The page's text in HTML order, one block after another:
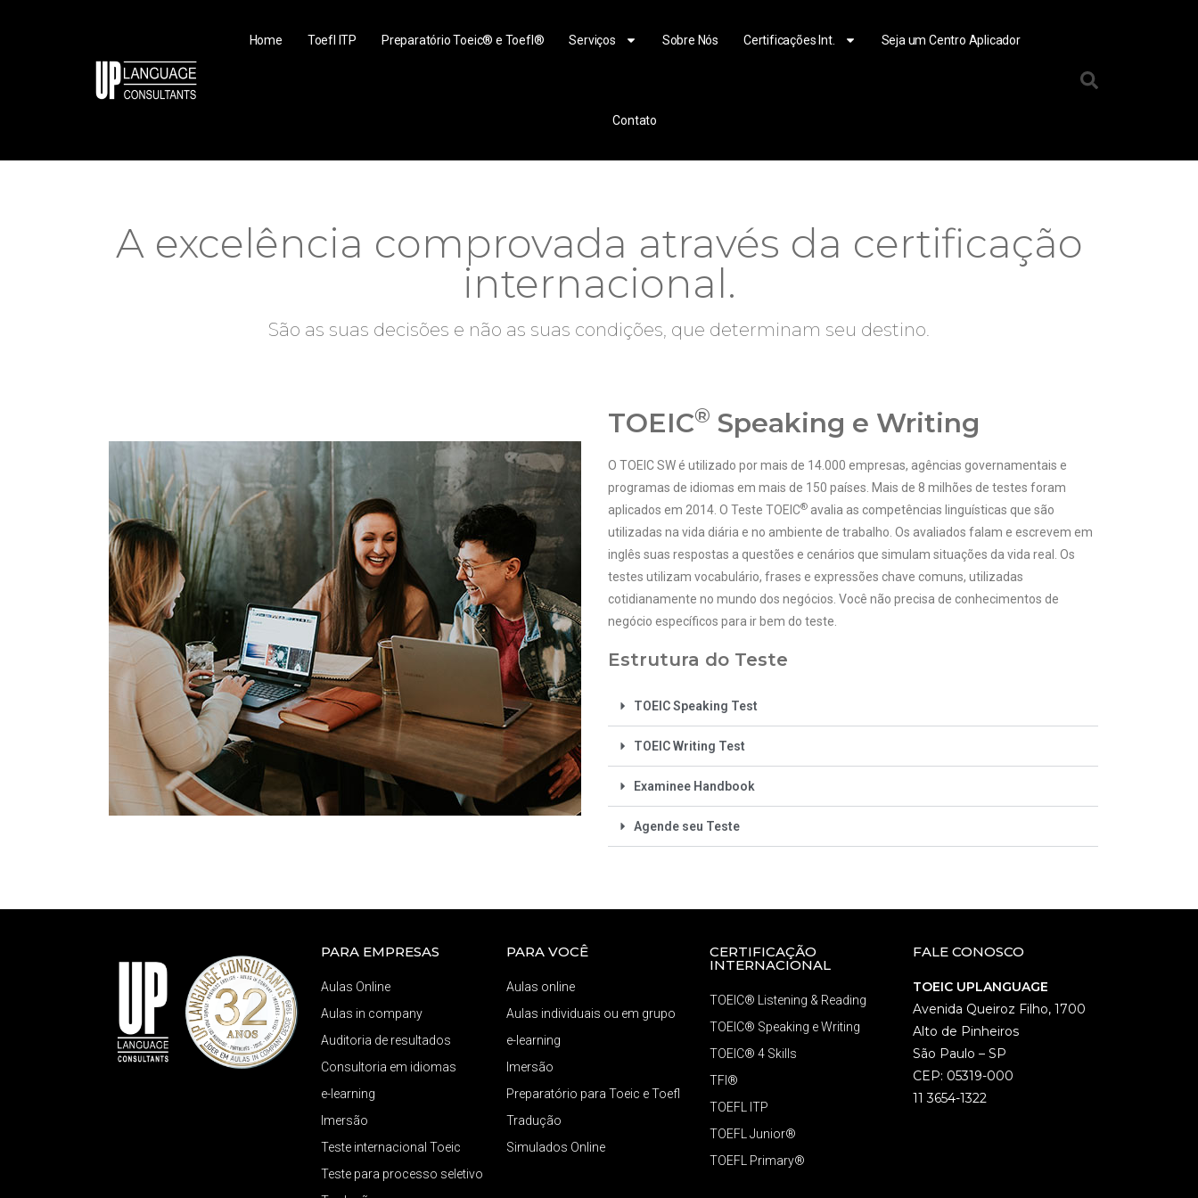
Home Toefl ITP Preparatório Toeic® e Toefl® Serviços Sobre Nós Certificações Int. Seja um Centro Aplicador
Contato
A excelência comprovada através da certificação
internacional.
São as suas decisões e não as suas condições, que determinam seu destino.
TOEIC® Speaking e Writing
O TOEIC SW é utilizado por mais de 14.000 empresas, agências governamentais e
programas de idiomas em mais de 150 países. Mais de 8 milhões de testes foram
aplicados em 2014. O Teste TOEIC® avalia as competências linguísticas que são
utilizadas na vida diária e no ambiente de trabalho. Os avaliados falam e escrevem em
inglês suas respostas a questões e cenários que simulam situações da vida real. Os
testes utilizam vocabulário, frases e expressões chave comuns, utilizadas
cotidianamente no mundo dos negócios. Você não precisa de conhecimentos de
negócio específicos para ir bem do teste.
Estrutura do Teste
TOEIC Speaking Test
TOEIC Writing Test
Examinee Handbook
Agende seu Teste
PARA EMPRESAS
Aulas Online
Aulas in company
Auditoria de resultados
Consultoria em idiomas
e-learning
Imersão
Teste internacional Toeic
Teste para processo seletivo
PARA VOCÊ
Aulas online
Aulas individuais ou em grupo
e-learning
Imersão
Preparatório para Toeic e Toefl
Tradução
Simulados Online
CERTIFICAÇÃO
INTERNACIONAL
TOEIC® Listening & Reading
TOEIC® Speaking e Writing
TOEIC® 4 Skills
TFI®
TOEFL ITP
TOEFL Junior®
TOEFL Primary®
FALE CONOSCO
TOEIC UPLANGUAGE
Avenida Queiroz Filho, 1700
Alto de Pinheiros
São Paulo – SP
CEP: 05319-000
11 3654-1322